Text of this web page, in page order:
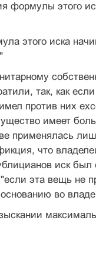
формулы этого
этого иска
так, как
против них
имеет
применялась
что
иск был
"если эта вещь
во